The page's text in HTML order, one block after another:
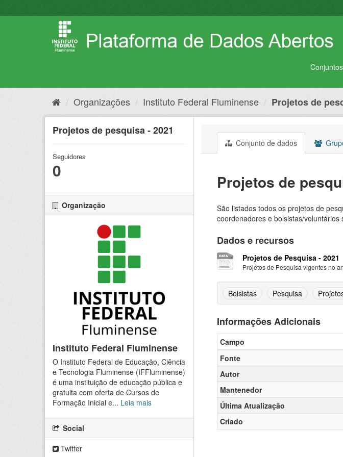
para
Organizações Instituto Federal Fluminense Projetos de
Projetos de pesquisa - 2021
Seguidores
0
Organização
Instituto Federal Fluminense
O Instituto Federal de Educação, Ciência
e Tecnologia Fluminense (IFFluminense)
é uma instituição de educação pública e
gratuita com oferta de Cursos de
Formação Inicial e... Leia mais
Social
Twitter
Conjunto de dados
Projetos de
São listados todos os projetos de
coordenadores e bolsistas/
Dados e recursos
Projetos de Pesquisa - 2021
Projetos de Pesquisa vigentes no
Bolsistas Pesquisa
Informações Adicionais
Campo
Fonte
Autor
Mantenedor
Última Atualização
Criado